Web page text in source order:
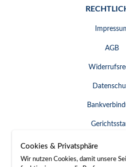
AGB
Widerruf
Cookies & Privatsphäre
Wir nutzen Cookies, damit unsere